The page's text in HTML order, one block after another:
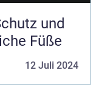
und
Füße
12 Juli 2024